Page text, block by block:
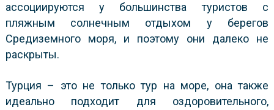
ассоциируются у большинства туристов с
пляжным солнечным отдыхом у берегов
Средиземного моря, и поэтому они далеко не
раскрыты.
Турция – это не только тур на море, она также
идеально подходит для оздоровительного,